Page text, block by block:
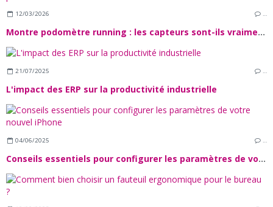
12/03/2026 …
Montre podomètre running : les capteurs sont-ils vraiment précis ?
21/07/2025 …
L'impact des ERP sur la productivité industrielle
04/06/2025
Conseils essentiels pour configurer les paramètres de votre nouvel iPhone